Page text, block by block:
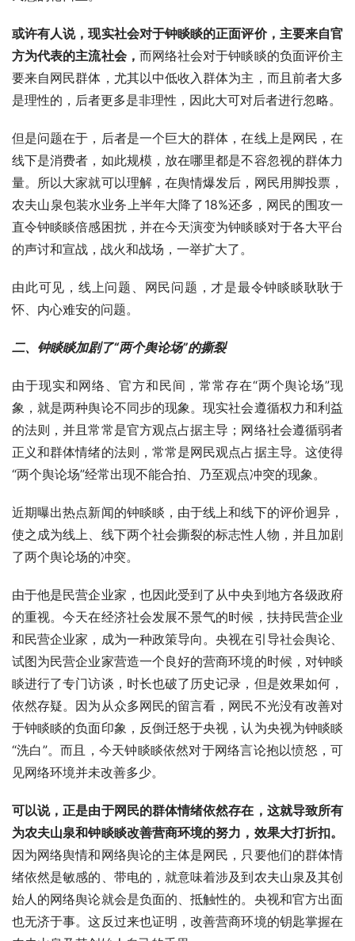
或许有人说，现实社会对于钟睒睒的正面评价，主要来自官
方为代表的主流社会， 而网络社会对于钟睒睒的负面评价主
要来自网民群体，尤其以中低收入群体为主，而且前者大多
是理性的，后者更多是非理性，因此大可对后者进行忽略。
但是问题在于，后者是一个巨大的群体，在线上是网民，在
线下是消费者，如此规模，放在哪里都是不容忽视的群体力
量。所以大家就可以理解，在舆情爆发后，网民用脚投票，
农夫山泉包装水业务上半年大降了18%还多，网民的围攻一
直令钟睒睒倍感困扰，并在今天演变为钟睒睒对于各大平台
的声讨和宣战，战火和战场，一举扩大了。
由此可见，线上问题、网民问题，才是最令钟睒睒耿耿于
怀、内心难安的问题。
二、钟睒睒加剧了“两个舆论场”的撕裂
由于现实和网络、官方和民间，常常存在“两个舆论场”现
象，就是两种舆论不同步的现象。现实社会遵循权力和利益
的法则，并且常常是官方观点占据主导；网络社会遵循弱者
正义和群体情绪的法则，常常是网民观点占据主导。这使得
“两个舆论场”经常出现不能合拍、乃至观点冲突的现象。
近期曝出热点新闻的钟睒睒，由于线上和线下的评价迥异，
使之成为线上、线下两个社会撕裂的标志性人物，并且加剧
了两个舆论场的冲突。
由于他是民营企业家，也因此受到了从中央到地方各级政府
的重视。今天在经济社会发展不景气的时候，扶持民营企业
和民营企业家，成为一种政策导向。央视在引导社会舆论、
试图为民营企业家营造一个良好的营商环境的时候，对钟睒
睒进行了专门访谈，时长也破了历史记录，但是效果如何，
依然存疑。因为从众多网民的留言看，网民不光没有改善对
于钟睒睒的负面印象，反倒迁怒于央视，认为央视为钟睒睒
“洗白”。而且，今天钟睒睒依然对于网络言论抱以愤怒，可
见网络环境并未改善多少。
可以说，正是由于网民的群体情绪依然存在，这就导致所有
为农夫山泉和钟睒睒改善营商环境的努力，效果大打折扣。
因为网络舆情和网络舆论的主体是网民，只要他们的群体情
绪依然是敏感的、带电的，就意味着涉及到农夫山泉及其创
始人的网络舆论就会是负面的、抵触性的。央视和官方出面
也无济于事。这反过来也证明，改善营商环境的钥匙掌握在